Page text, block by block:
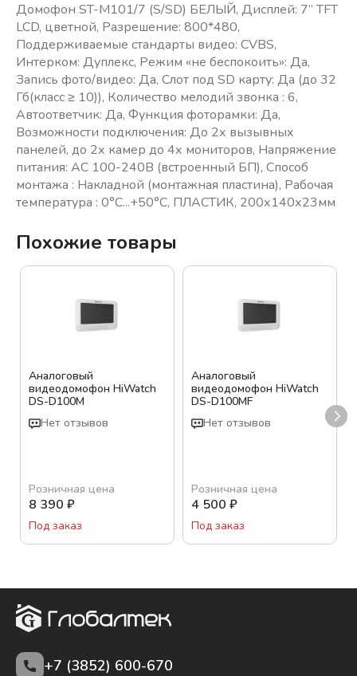
Домофон ST-M101/7 (S/SD) БЕЛЫЙ, Дисплей: 7” TFT
LCD, цветной, Разрешение: 800*480,
Поддерживаемые стандарты видео: CVBS,
Интерком: Дуплекс, Режим «не беспокоить»: Да,
Запись фото/видео: Да, Слот под SD карту: Да (до 32
Гб(класс ≥ 10)), Количество мелодий звонка : 6,
Автоответчик: Да, Функция фоторамки: Да,
Возможности подключения: До 2х вызывных
панелей, до 2х камер до 4х мониторов, Напряжение
питания: АС 100-240В (встроенный БП), Способ
монтажа : Накладной (монтажная пластина), Рабочая
температура : 0°С...+50°С, ПЛАСТИК, 200х140х23мм
Похожие товары
Аналоговый
видеодомофон HiWatch
DS-D100M
Нет отзывов
Розничная цена
8 390 ₽
Под заказ
Аналоговый
видеодомофон HiWatch
DS-D100MF
Нет отзывов
Розничная цена
4 500 ₽
Под заказ
+7 (3852) 600-670